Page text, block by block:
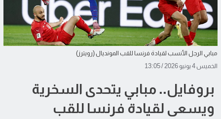
مبابي الرجل الأنسب لقيادة فرنسا للقب المونديال (رويترز)
الخميس 4 يونيو 2026 / 13:05
بروفايل.. مبابي يتحدى السخرية
ويسعى لقيادة فرنسا للقب